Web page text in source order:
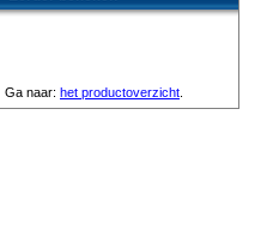
Ga naar: het productoverzicht